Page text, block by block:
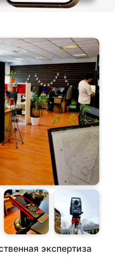
экспертиза